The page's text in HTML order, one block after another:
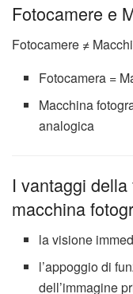
Fotocamere e
Fotocamere ≠
Fotocamera =
Macchina
analogica
I vantaggi
macchina
la visione
l’appoggio di
dell’immagine